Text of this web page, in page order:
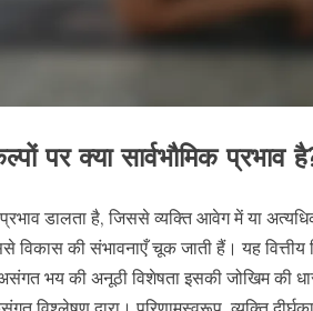
पर क्या सार्वभौमिक प्रभाव
प्रभाव डालता है, जिससे व्यक्ति आवेग में या
की संभावनाएँ चूक जाती हैं। यह वित्तीय
भय की अनूठी विशेषता इसकी जोखिम की